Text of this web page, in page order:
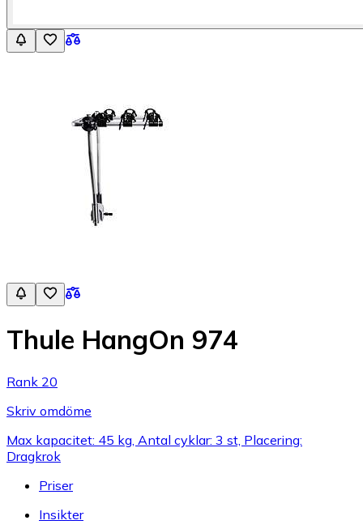
Thule HangOn 974
Rank 20
Skriv omdöme
Max kapacitet: 45 kg, Antal cyklar: 3 st, Placering:
Dragkrok
Priser
Insikter